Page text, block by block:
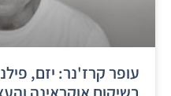
עופר קרז'נר: יזם,